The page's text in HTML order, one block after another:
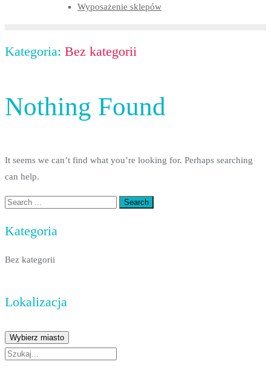
Wyposażenie sklepów
Kategoria: Bez kategorii
Nothing Found
It seems we can’t find what you’re looking for. Perhaps searching
can help.
Kategoria
Bez kategorii
Lokalizacja
Wybierz miasto